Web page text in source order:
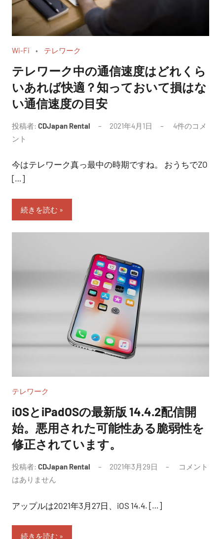
Wi-Fi テレワーク
テレワーク中の通信速度はどれくら
いあれば快適？知っておいて損はな
い通信速度の目安
投稿者: CDJapan Rental 2021年4月1日
4件のコメ
ント
今はテレワーク真っ最中の時期ですね。 おうちでZO
[…]
続きを読む
テレワーク
iOSとiPadOSの最新版 14.4.2配信開
始。悪用された可能性ある脆弱性を
修正されています。
投稿者: CDJapan Rental 2021年3月29日
コメント
はありません
アップルは2021年3月27日、iOS 14.4. […]
続きを読む